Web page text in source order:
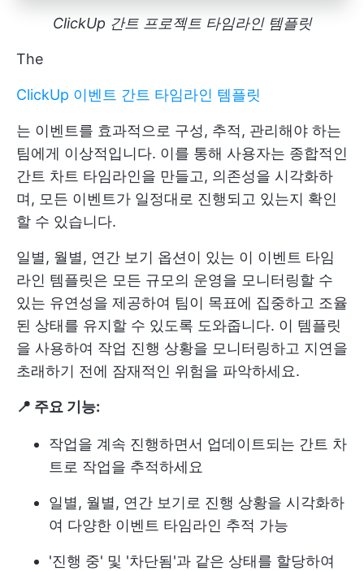
ClickUp 간트 프로젝트 타임라인 템플릿
The
ClickUp 이벤트 간트 타임라인 템플릿
는 이벤트를 효과적으로 구성, 추적, 관리해야 하는
팀에게 이상적입니다. 이를 통해 사용자는 종합적인
간트 차트 타임라인을 만들고, 의존성을 시각화하
며, 모든 이벤트가 일정대로 진행되고 있는지 확인
할 수 있습니다.
일별, 월별, 연간 보기 옵션이 있는 이 이벤트 타임
라인 템플릿은 모든 규모의 운영을 모니터링할 수
있는 유연성을 제공하여 팀이 목표에 집중하고 조율
된 상태를 유지할 수 있도록 도와줍니다. 이 템플릿
을 사용하여 작업 진행 상황을 모니터링하고 지연을
초래하기 전에 잠재적인 위험을 파악하세요.
📍 주요 기능:
작업을 계속 진행하면서 업데이트되는 간트 차
트로 작업을 추적하세요
일별, 월별, 연간 보기로 진행 상황을 시각화하
여 다양한 이벤트 타임라인 추적 가능
'진행 중' 및 '차단됨'과 같은 상태를 할당하여